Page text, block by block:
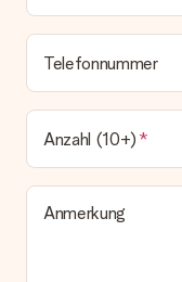
Telefonnummer
Anzahl (10+)
Anmerkung